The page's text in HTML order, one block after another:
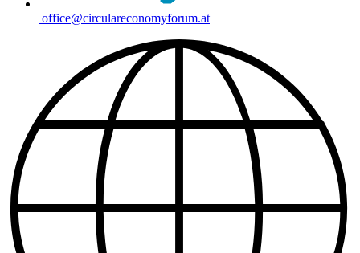
office@circulareconomyforum.at